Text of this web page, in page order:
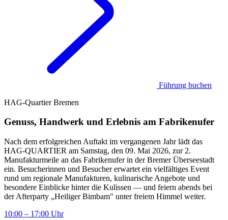
Führung buchen
HAG‑Quartier Bremen
Genuss, Handwerk und Erlebnis am Fabrikenufer
Nach dem erfolgreichen Auftakt im vergangenen Jahr lädt das
HAG‑QUARTIER am Samstag, den 09. Mai 2026, zur 2.
Manufakturmeile an das Fabrikenufer in der Bremer Überseestadt
ein. Besucherinnen und Besucher erwartet ein vielfältiges Event
rund um regionale Manufakturen, kulinarische Angebote und
besondere Einblicke hinter die Kulissen — und feiern abends bei
der Afterparty „Heiliger Bimbam" unter freiem Himmel weiter.
10:00 – 17:00 Uhr